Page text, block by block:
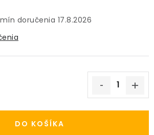
osobných údajov
Informácie o doprave
17.8.2026
DO KOŠÍKA